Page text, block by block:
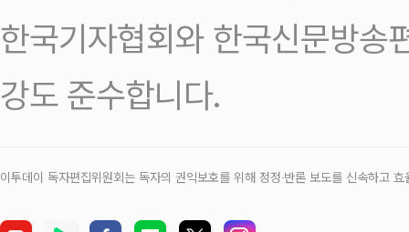
한국기자협회와 한국신문방송
강도 준수합니다.
이투데이 독자편집위원회는 독자의 권익보호를 위해 정정‧반론 보도를 신속하고